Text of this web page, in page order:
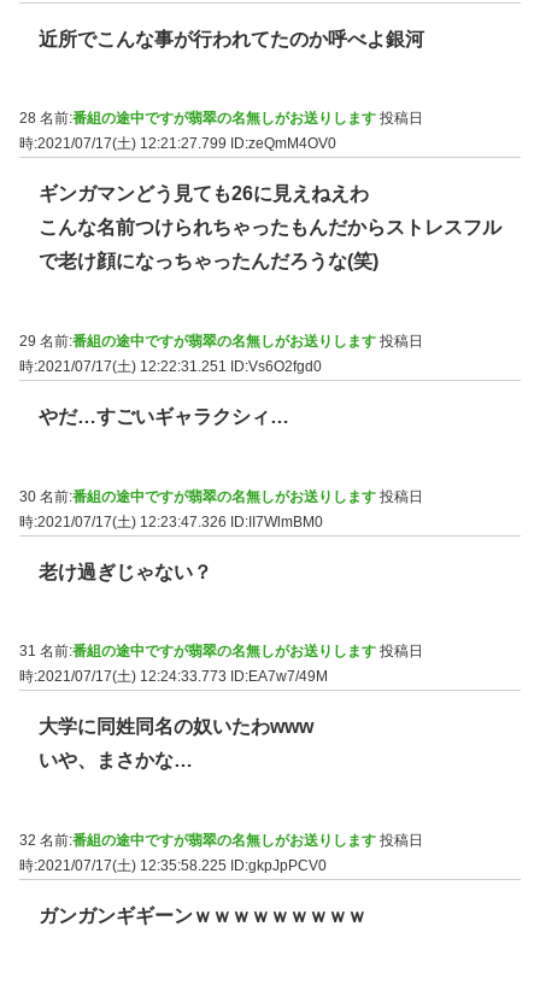
近所でこんな事が行われてたのか呼べよ銀河
28 名前:番組の途中ですが翡翠の名無しがお送りします 投稿日
時:2021/07/17(土) 12:21:27.799
ID:zeQmM4OV0
ギンガマンどう見ても26に見えねえわ
こんな名前つけられちゃったもんだからストレスフル
で老け顔になっちゃったんだろうな(笑)
29 名前:番組の途中ですが翡翠の名無しがお送りします 投稿日
時:2021/07/17(土) 12:22:31.251
ID:Vs6O2fgd0
やだ…すごいギャラクシィ…
30 名前:番組の途中ですが翡翠の名無しがお送りします 投稿日
時:2021/07/17(土) 12:23:47.326 ID:II7WlmBM0
老け過ぎじゃない？
31 名前:番組の途中ですが翡翠の名無しがお送りします 投稿日
時:2021/07/17(土) 12:24:33.773
ID:EA7w7/49M
大学に同姓同名の奴いたわwww
いや、まさかな…
32 名前:番組の途中ですが翡翠の名無しがお送りします 投稿日
時:2021/07/17(土) 12:35:58.225 ID:gkpJpPCV0
ガンガンギギーンｗｗｗｗｗｗｗｗｗ